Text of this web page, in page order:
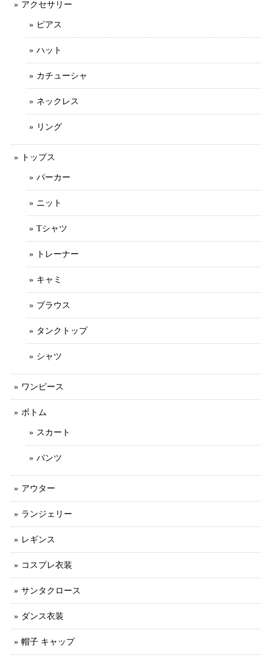
アクセサリー
ピアス
ハット
カチューシャ
ネックレス
リング
トップス
パーカー
ニット
Tシャツ
トレーナー
キャミ
ブラウス
タンクトップ
シャツ
ワンピース
ボトム
スカート
パンツ
アウター
ランジェリー
レギンス
コスプレ衣装
サンタクロース
ダンス衣装
帽子 キャップ